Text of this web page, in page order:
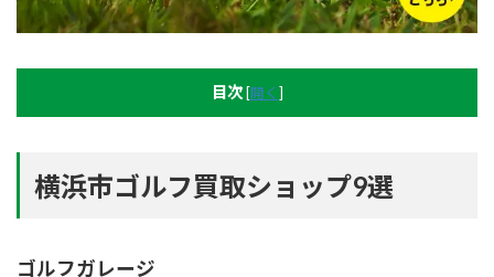
目次 [開く ]
横浜市ゴルフ買取ショップ9選
ゴルフガレージ